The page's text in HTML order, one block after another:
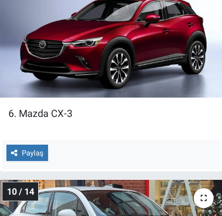
6. Mazda CX-3
Paylaş
10 / 14